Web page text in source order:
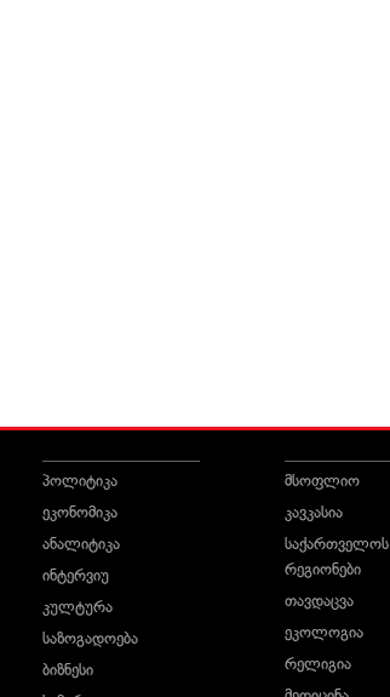
პოლიტიკა
ეკონომიკა
ანალიტიკა
ინტერვიუ
კულტურა
საზოგადოება
ბიზნესი
მსოფლიო
კავკასია
საქართველოს
რეგიონები
თავდაცვა
ეკოლოგია
რელიგია